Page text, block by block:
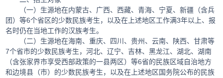
（一）生源地在内蒙古、广西、西藏、青海、宁夏、新疆（含兵
团）等6个省区的少数民族考生，以及在上述地区工作满3年以上、报
名时仍在当地工作的汉族考生。
（二）生源地在海南、重庆、四川、贵州、云南、陕西、甘肃等
7个省市的少数民族考生，河北、辽宁、吉林、黑龙江、湖北、湖南
（含张家界市享受西部政策的一县两区）等6省的民族区域自治地方
和边境县（市）的少数民族考生，以及在上述地区国务院公布的民族